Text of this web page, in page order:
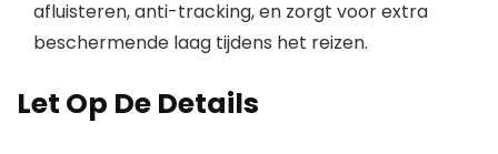
afluisteren, anti-tracking, en zorgt voor extra
beschermende laag tijdens het reizen.
Let Op De Details